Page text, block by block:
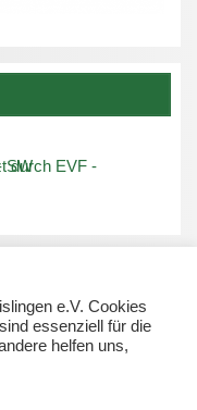
e.V. Cookies
essenziell für die
helfen uns,